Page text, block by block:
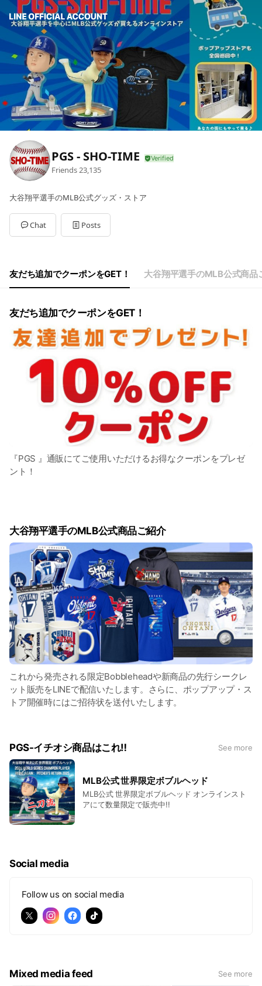
PGS - SHO-TIME
Friends23,135
大谷翔平選手のMLB公式グッズ・ストア
Chat Posts
友だち追加でクーポンをGET！ 大谷翔平選手のMLB公式商品
友だち追加でクーポンをGET！
『PGS 』通販にてご使用いただけるお得なクーポンをプレゼ
ント！
大谷翔平選手のMLB公式商品ご紹介
これから発売される限定Bobbleheadや新商品の先行シークレ
ット販売をLINEで配信いたします。さらに、ポップアップ・ス
トア開催時にはご招待状を送付いたします。
PGS-イチオシ商品はこれ‼︎ See more
MLB公式 世界限定ボブルヘッド
MLB公式 世界限定ボブルヘッド オンラインスト
アにて数量限定で販売中!!
Social media
Follow us on social media
Mixed media feed See more